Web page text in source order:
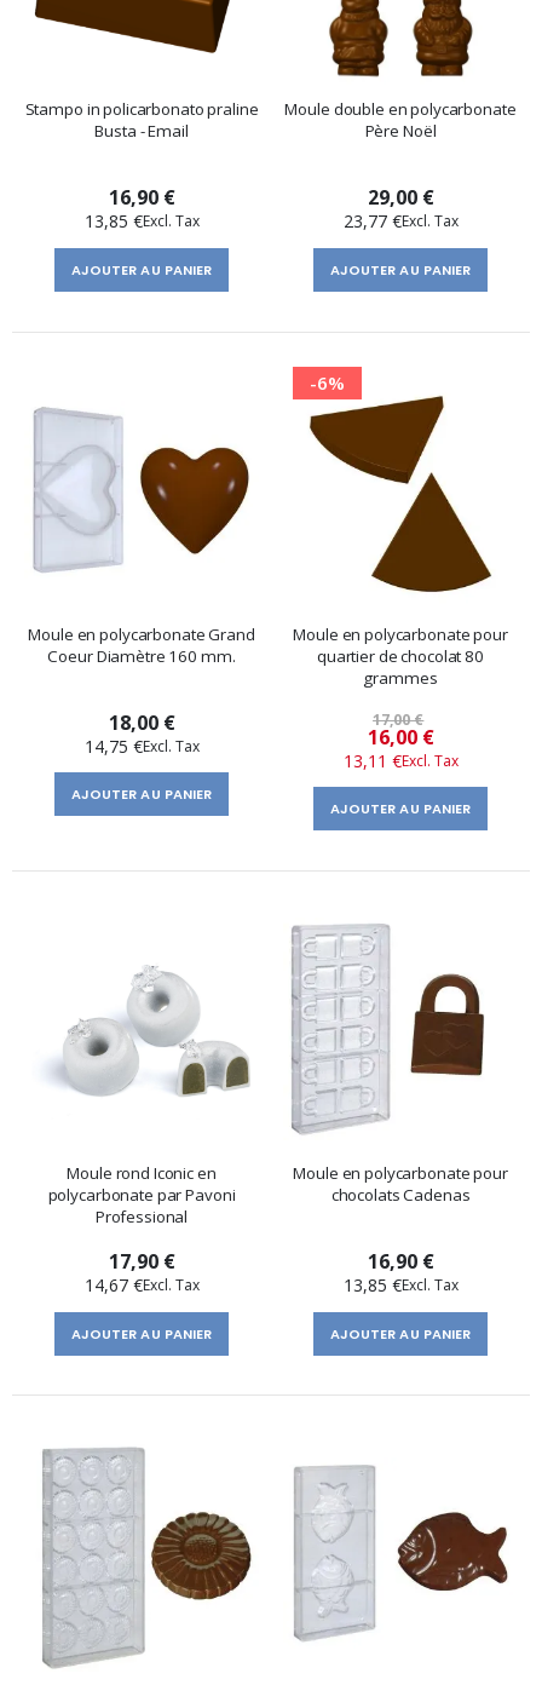
Stampo in policarbonato praline
Busta - Email
16,90 €
13,85 €
AJOUTER AU PANIER
Moule double en polycarbonate
Père Noël
29,00 €
23,77 €
AJOUTER AU PANIER
Moule en polycarbonate Grand
Coeur Diamètre 160 mm.
18,00 €
14,75 €
AJOUTER AU PANIER
-6%
Moule en polycarbonate pour
quartier de chocolat 80
grammes
17,00 €
Prix
​​
spécial
16,00 €
13,11 €
AJOUTER AU PANIER
Moule rond Iconic en
polycarbonate par Pavoni
Professional
17,90 €
14,67 €
AJOUTER AU PANIER
Moule en polycarbonate pour
chocolats Cadenas
16,90 €
13,85 €
AJOUTER AU PANIER